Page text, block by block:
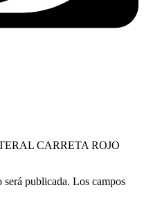
CARRETA ROJO
publicada. Los campos